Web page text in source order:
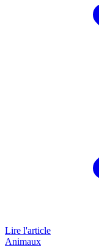
Lire l'article
Animaux